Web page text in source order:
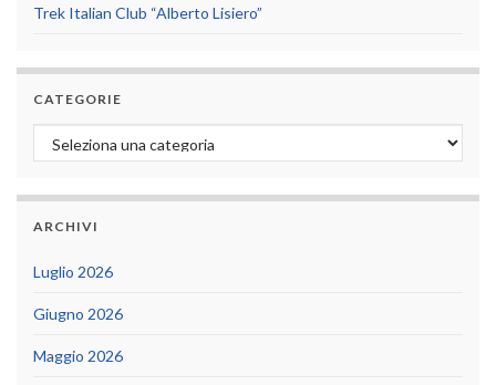
Trek Italian Club “Alberto Lisiero”
CATEGORIE
Categorie
ARCHIVI
Luglio 2026
Giugno 2026
Maggio 2026